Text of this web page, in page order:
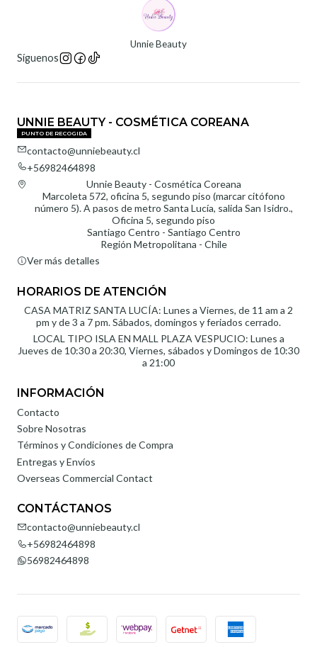
Unnie Beauty
Síguenos
UNNIE BEAUTY - COSMÉTICA COREANA
PUNTO DE RECOGIDA
contacto@unniebeauty.cl
+56982464898
Unnie Beauty - Cosmética Coreana
Marcoleta 572, oficina 5, segundo piso (marcar citófono
número 5). A pasos de metro Santa Lucía, salida San Isidro.,
Oficina 5, segundo piso
Santiago Centro - Santiago Centro
Región Metropolitana - Chile
Ver más detalles
HORARIOS DE ATENCIÓN
CASA MATRIZ SANTA LUCÍA: Lunes a Viernes, de 11 am a 2
pm y de 3 a 7 pm. Sábados, domingos y feriados cerrado.
LOCAL TIPO ISLA EN MALL PLAZA VESPUCIO: Lunes a
Jueves de 10:30 a 20:30, Viernes, sábados y Domingos de 10:30
a 21:00
INFORMACIÓN
Contacto
Sobre Nosotras
Términos y Condiciones de Compra
Entregas y Envíos
Overseas Commercial Contact
CONTÁCTANOS
contacto@unniebeauty.cl
+56982464898
56982464898